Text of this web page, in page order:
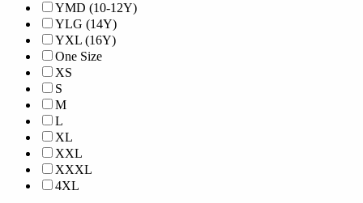
YMD (10-12Y)
YLG (14Y)
YXL (16Y)
One Size
XS
S
M
L
XL
XXL
XXXL
4XL